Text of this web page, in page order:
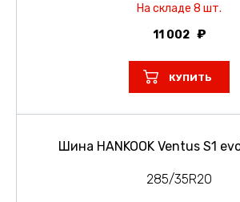
На складе 8 шт.
11 002
КУПИТЬ
Шина HANKOOK Ventus S1
285/35R20